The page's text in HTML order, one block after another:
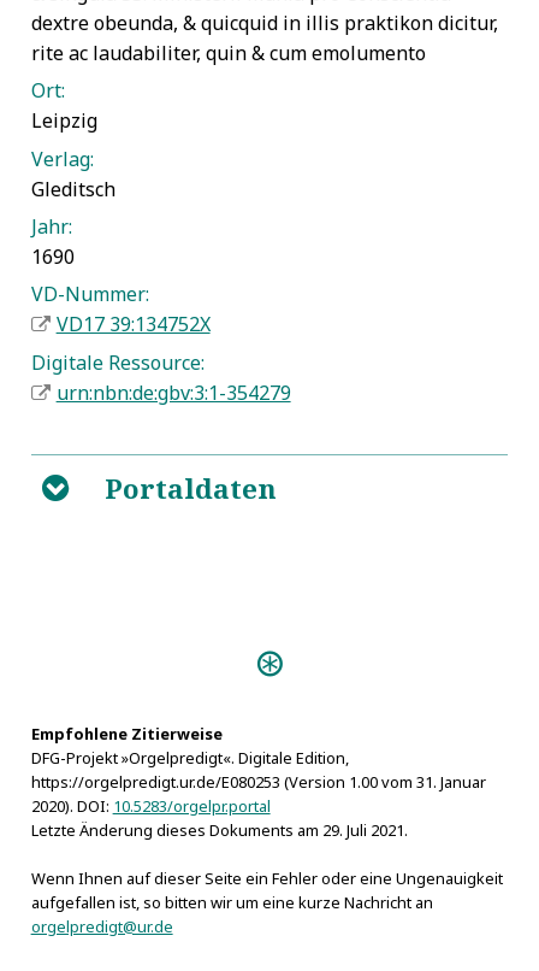
dextre obeunda, & quicquid in illis praktikon dicitur,
rite ac laudabiliter, quin & cum emolumento
Ort:
Leipzig
Verlag:
Gleditsch
Jahr:
1690
VD-Nummer:
VD17 39:134752X
Digitale Ressource:
urn:nbn:de:gbv:3:1-354279
B Portaldaten
Einweihungs-Predigt (Berlin
Vlmische Orgel Predigt (Ulm
1624)
Die Billige Orgel-Freude (Danzig
1739)
1704)
Hymnosophia sacra (Billwerder
1728)
Empfohlene Zitierweise
DFG-Projekt »Orgelpredigt«. Digitale Edition,
https://orgelpredigt.ur.de/E080253 (Version 1.00 vom 31. Januar
2020). DOI: 10.5283/orgelpr.portal
Letzte Änderung dieses Dokuments am 29. Juli 2021.
Wenn Ihnen auf dieser Seite ein Fehler oder eine Ungenauigkeit
aufgefallen ist, so bitten wir um eine kurze Nachricht an
orgelpredigt@ur.de